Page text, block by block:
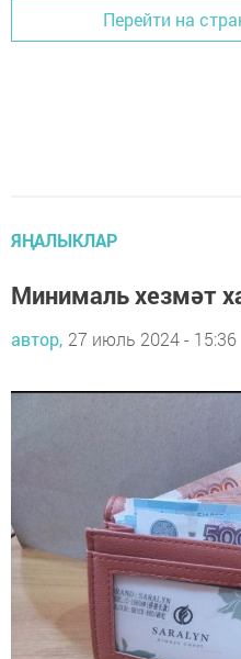
Перейти на
ЯҢАЛЫКЛАР
Минималь хезмәт
автор, 27 июль 2024 - 15:36